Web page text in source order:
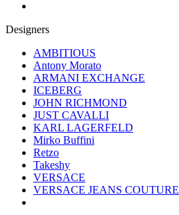
Designers
AMBITIOUS
Antony Morato
ARMANI EXCHANGE
ICEBERG
JOHN RICHMOND
JUST CAVALLI
KARL LAGERFELD
Mirko Buffini
Retzo
Takeshy
VERSACE
VERSACE JEANS COUTURE